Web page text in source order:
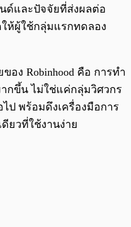
ด์และปัจจัยที่ส่งผลต่อ
ให้ผู้ใช้กลุ่มแรกทดลอง
ของ Robinhood คือ การทำ
กขึ้น ไม่ใช่แค่กลุ่มวิศวกร
ป พร้อมดึงเครื่องมือการ
ยวที่ใช้งานง่าย